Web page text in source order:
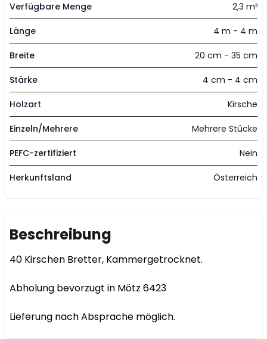
Verfügbare Menge 2,3 m³
Länge 4 m - 4 m
Breite 20 cm - 35 cm
Stärke 4 cm - 4 cm
Holzart Kirsche
Einzeln/Mehrere Mehrere Stücke
PEFC-zertifiziert Nein
Herkunftsland Österreich
Beschreibung
40 Kirschen Bretter, Kammergetrocknet.
Abholung bevorzugt in Mötz 6423
Lieferung nach Absprache möglich.